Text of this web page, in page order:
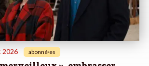
2026 abonné·es